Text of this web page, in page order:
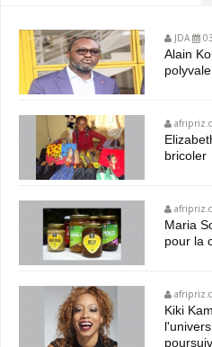
JDA
Alain
bricoler
Maria
pour la
Kiki